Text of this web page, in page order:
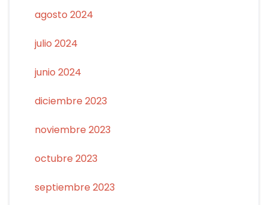
agosto 2024
julio 2024
junio 2024
diciembre 2023
noviembre 2023
octubre 2023
septiembre 2023